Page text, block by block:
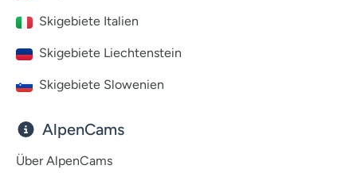
Skigebiete Italien
Skigebiete Liechtenstein
Skigebiete Slowenien
AlpenCams
Über AlpenCams